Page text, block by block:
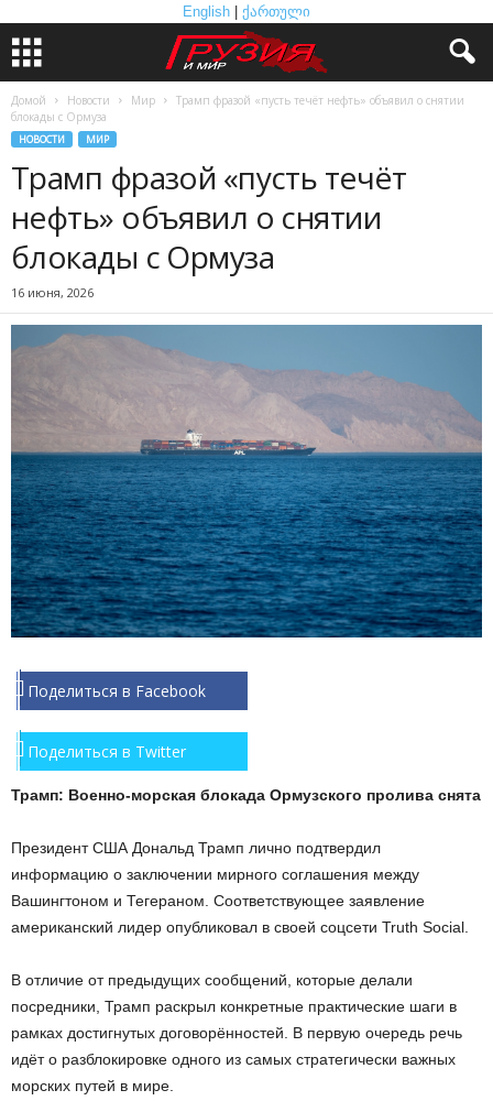
English ქართული
Домой Новости Мир
Трамп фразой «пусть течёт нефть» объявил о снятии
блокады с Ормуза
НОВОСТИ МИР
Трамп фразой «пусть течёт
нефть» объявил о снятии
блокады с Ормуза
16 июня, 2026
Поделиться в Facebook
Поделиться в Twitter
Трамп: Военно-морская блокада Ормузского пролива снята
Президент США Дональд Трамп лично подтвердил
информацию о заключении мирного соглашения между
Вашингтоном и Тегераном. Соответствующее заявление
американский лидер опубликовал в своей соцсети Truth Social.
В отличие от предыдущих сообщений, которые делали
посредники, Трамп раскрыл конкретные практические шаги в
рамках достигнутых договорённостей. В первую очередь речь
идёт о разблокировке одного из самых стратегически важных
морских путей в мире.